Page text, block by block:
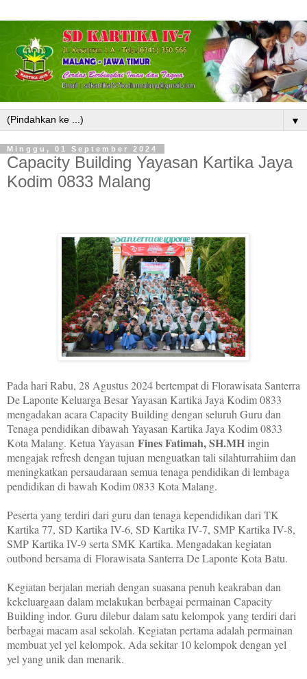
▼
Minggu, 01 September 2024
Capacity Building Yayasan Kartika Jaya
Kodim 0833 Malang
Pada hari Rabu, 28 Agustus 2024 bertempat di Florawisata Santerra
De Laponte Keluarga Besar Yayasan Kartika Jaya Kodim 0833
mengadakan acara Capacity Building dengan seluruh Guru dan
Tenaga pendidikan dibawah Yayasan Kartika Jaya Kodim 0833
Kota Malang. Ketua Yayasan Fines Fatimah, SH.MH ingin
mengajak refresh dengan tujuan menguatkan tali silahturrahiim dan
meningkatkan persaudaraan semua tenaga pendidikan di lembaga
pendidikan di bawah Kodim 0833 Kota Malang.
Peserta yang terdiri dari guru dan tenaga kependidikan dari TK
Kartika 77, SD Kartika IV-6, SD Kartika IV-7, SMP Kartika IV-8,
SMP Kartika IV-9 serta SMK Kartika. Mengadakan kegiatan
outbond bersama di Florawisata Santerra De Laponte Kota Batu.
Kegiatan berjalan meriah dengan suasana penuh keakraban dan
kekeluargaan dalam melakukan berbagai permainan Capacity
Building indor. Guru dilebur dalam satu kelompok yang terdiri dari
berbagai macam asal sekolah. Kegiatan pertama adalah permainan
membuat yel yel kelompok. Ada sekitar 10 kelompok dengan yel
yel yang unik dan menarik.